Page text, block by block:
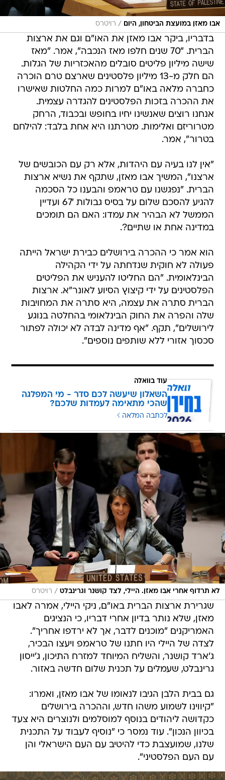
אבו מאזן במועצת הביטחון, היום / רויטרס
בדבריו, ביקר אבו מאזן את האו"ם וגם את ארצות
הברית. "70 שנים חלפו מאז הנכבה", אמר. "מאז
שישה מיליון פליטים סובלים מהאכזריות של הגלות.
הם חלק מ-13 מיליון פלסטינים שארצם טרם הוכרה
כחברה מלאה באו"ם למרות כמה החלטות שאישרו
את ההכרה בזכות הפלסטינים להגדרה עצמית.
אנחנו רוצים שאנשינו יחיו בחופש ובכבוד, הרחק
מטרוריזם ואלימות. מטרתנו היא אחת בלבד: להילחם
בטרור", אמר.
"אין לנו בעיה עם היהדות, אלא רק עם הכובשים של
ארצנו", המשיך אבו מאזן, שתקף את נשיא ארצות
הברית. "נפגשנו עם טראמפ והבענו כל הסכמה
להגיע להסכם שלום על בסיס גבולות '67 ועדיין
הממשל לא הבהיר את עמדו: האם הם תומכים
במדינה אחת או שתיים?.
הוא אמר כי ההכרה בירושלים כבירת ישראל הייתה
פעולה לא חוקית שנדחתה על ידי הקהילה
הבינלאומית. "הם החליטו להעניש את הפליטים
הפלסטינים על ידי קיצוץ הסיוע לאונר"א. ארצות
הברית סתרה את עצמה, היא סתרה את המחויבות
שלה והפרה את החוק הבינלאומי בהחלטה בנוגע
לירושלים", תקף. "אף מדינה לבדה לא יכולה לפתור
סכסוך אזורי ללא שותפים נוספים".
עוד בוואלה
השאלון שיעשה לכם סדר - מי המפלגה
שהכי מתאימה לעמדות שלכם?
לכתבה המלאה
לא תרדוף אחרי אבו מאזן. היילי, לצד קושנר וגרינבלט / רויטרס
שגרירת ארצות הברית באו"ם, ניקי היילי, אמרה לאבו
מאזן, שלא נותר בדיון אחרי דבריו, כי הנציגים
האמריקנים "מוכנים לדבר, אך לא ירדפו אחריך".
לצדה של היילי היו חתנו של טראמפ ויעצו הבכיר,
ג'ארד קושנר, והשליח המיוחד למזרח התיכון, ג'ייסון
גרינבלט, שעמלים על תכנית שלום חדשה באזור.
גם בבית הלבן הגיבו לנאומו של אבו מאזן, ואמרו:
"קיווינו לשמוע משהו חדש, וההכרה בירושלים
כקדושה ליהודים בנוסף למוסלמים ולנוצרים היא צעד
בכיוון הנכון". עוד נמסר כי "נוסיף לעבוד על התכנית
שלנו, שמועצבת כדי להיטיב עם העם הישראלי והן
עם העם הפלסטיני".